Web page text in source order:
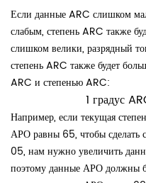
Если данные ARC слишком
слабым, степень ARC также
слишком велики, разрядный
степень ARC также будет
ARC и степенью ARC:
1 градус
Например, если текущая
АРО равны 65, чтобы сделать
05, нам нужно увеличить
поэтому данные АРО должны